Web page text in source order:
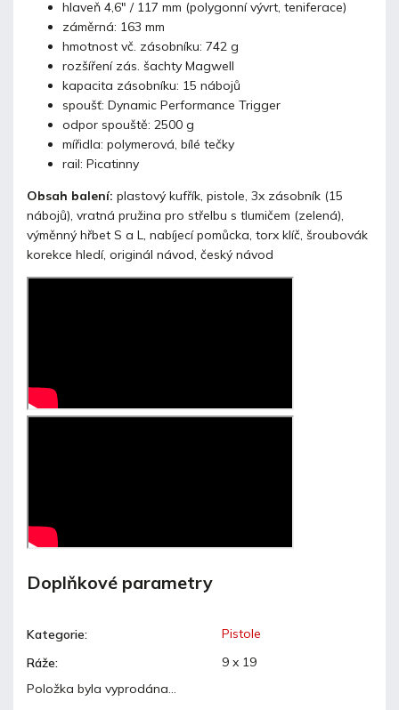
hlaveň 4,6" / 117 mm (polygonní vývrt, teniferace)
záměrná: 163 mm
hmotnost vč. zásobníku: 742 g
rozšíření zás. šachty Magwell
kapacita zásobníku: 15 nábojů
spoušť: Dynamic Performance Trigger
odpor spouště: 2500 g
mířidla: polymerová, bílé tečky
rail: Picatinny
Obsah balení: plastový kufřík, pistole, 3x zásobník (15
nábojů), vratná pružina pro střelbu s tlumičem (zelená),
výměnný hřbet S a L, nabíjecí pomůcka, torx klíč, šroubovák
korekce hledí, originál návod, český návod
Doplňkové parametry
Kategorie:
Pistole
Ráže:
9 x 19
Položka byla vyprodána…